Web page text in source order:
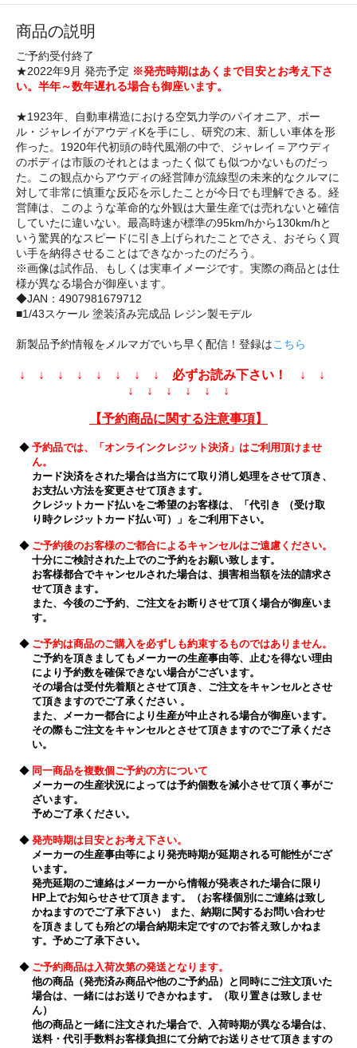
商品の説明
ご予約受付終了
★2022年9月 発売予定 ※発売時期はあくまで目安とお考え下さ
い。半年～数年遅れる場合も御座います。
★1923年、自動車構造における空気力学のパイオニア、ポー
ル・ジャレイがアウディKを手にし、研究の末、新しい車体を形
作った。1920年代初頭の時代風潮の中で、ジャレイ＝アウディ
のボディは市販のそれとはまったく似ても似つかないものだっ
た。この観点からアウディの経営陣が流線型の未来的なクルマに
対して非常に慎重な反応を示したことが今日でも理解できる。経
営陣は、このような革命的な外観は大量生産では売れないと確信
していたに違いない。最高時速が標準の95km/hから130km/hと
いう驚異的なスピードに引き上げられたことでさえ、おそらく買
い手を納得させることはできなかったのだろう。
※画像は試作品、もしくは実車イメージです。実際の商品とは仕
様が異なる場合が御座います。
◆JAN：4907981679712
■1/43スケール 塗装済み完成品 レジン製モデル
新製品予約情報をメルマガでいち早く配信！登録はこちら
↓ ↓ ↓ ↓ ↓ ↓ ↓ ↓ 必ずお読み下さい！ ↓ ↓
↓ ↓ ↓ ↓ ↓ ↓
【予約商品に関する注意事項】
◆ 予約品では、「オンラインクレジット決済」はご利用頂けませ
ん。
カード決済をされた場合は当方にて取り消し処理をさせて頂き、
お支払い方法を変更させて頂きます。
クレジットカード払いをご希望のお客様は、「代引き （受け取
り時クレジットカード払い可）」をご利用下さい。
◆ ご予約後のお客様のご都合によるキャンセルはご遠慮ください。
十分にご検討された上でのご予約をお願い致します。
お客様都合でキャンセルされた場合は、損害相当額を法的請求さ
せて頂きます。
また、今後のご予約、ご注文をお断りさせて頂く場合が御座いま
す。
◆ ご予約は商品のご購入を必ずしも約束するものではありません。
ご予約を頂きましてもメーカーの生産事由等、止むを得ない理由
により予約数を確保できない場合がございます。
その場合は受付先着順とさせて頂き、ご注文をキャンセルとさせ
て頂きますのでご了承ください 。
また、メーカー都合により生産が中止される場合が御座います。
その際もご注文をキャンセルとさせて頂きますのでご了承くださ
い。
◆ 同一商品を複数個ご予約の方について
メーカーの生産状況によっては予約個数を減小させて頂く事がご
ざいます。
予めご了承ください。
◆ 発売時期は目安とお考え下さい。
メーカーの生産事由等により発売時期が延期される可能性がござ
います。
発売延期のご連絡はメーカーから情報が発表された場合に限り
HP上でお知らせさせて頂きます。（お客様個別にご連絡は致し
かねますのでご了承下さい） また、納期に関するお問い合わせ
を頂きましても殆どの場合納期未定ですのでお答え致しかねま
す。予めご了承下さい。
◆ ご予約商品は入荷次第の発送となります。
他の商品（発売済み商品や他のご予約品）と同時にご注文頂いた
場合は、一緒にはお送りできかねます。（取り置きは致しませ
ん）
他の商品と一緒に注文された場合で、入荷時期が異なる場合は、
送料・代引手数料お客様負担にて分納でお送りさせて頂きますの